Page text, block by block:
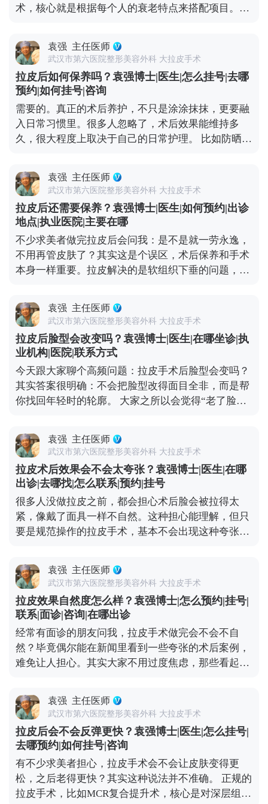
理，拉皮切口愈合大多都很理想，不用过度焦虑。 想
体平台（公众号、百家号、小红薯）预约面诊，详细
了解。
术，核心就是根据每个人的衰老特点来搭配项目。拉
很明显，比如上眼皮松、眼角往下掉，或者眼袋突
出，这种时候单做拉皮就不够全面了。 所以要是眼周
问题突出，拉皮的时候可以考虑联合提眉、双眼皮或
者祛眼袋手术。比如提眉能顺便改善眉形和上眼皮松
弛，祛眼袋分内路和外路，内路适合单纯脂肪膨出
的，外路适合皮肤也松的。至于是不是要一起做，得
看具体的面部条件和想要的效果。 不过有个小建议，
要是时间充裕，分阶段做会更稳妥。先做拉皮把整体
再针对性调整眼周，这样最终效果会更协调自然。 想
知道更多关于MCR复合提升术的问题，可以去官方媒
体平台（公众号、百家号、小红薯）预约面诊，详细
了解。
袁强 主任医师
武汉市第六医院整形美容外科 大拉皮手术
拉皮后如何保养吗？袁强博士|医生|怎么挂号|去哪
预约|如何挂号|咨询
需要的。真正的术后养护，不只是涂涂抹抹，更要融
入日常习惯里。很多人忽略了，术后效果能维持多
久，很大程度上取决于自己的日常护理。 比如防晒，
元凶，术后如果不做好防晒，不仅容易出现色素沉
着，还会加速胶原分解，让皮肤提前松弛。还有作息
和饮食，长期熬夜、吃太多甜食，会让皮肤炎症加
重、氧化加快，不仅容易暗沉，还可能让松弛问题复
发。 另外，表情管理也很关键。虽然术后表情会慢慢
恢复自然，但过度夸张的表情会反复牵拉皮肤，就算
打了除皱针，也需要自己多注意收敛。还有一点很重
要，要定期回访医生，根据皮肤的恢复状态调整保养
态拉回一个好的起点，后续的健康生活习惯，才是维
持年轻态的核心。你对皮肤用心，它自然会给你好的
反馈。 想知道更多关于MCR复合提升术的问题，可
以去官方媒体平台（公众号、百家号、小红薯）预约
面诊，详细了解。
袁强 主任医师
武汉市第六医院整形美容外科 大拉皮手术
拉皮后还需要保养？袁强博士|医生|如何预约|出诊
地点|执业医院|主要在哪
不少求美者做完拉皮后会问我：是不是就一劳永逸，
不用再管皮肤了？其实这是个误区，术后保养和手术
本身一样重要。拉皮解决的是软组织下垂的问题，但
感。 手术能帮我们把面部组织复位到好的状态，但皮
肤的自然衰老过程并没有停止。比如术后皮肤可能会
出现角质层变薄、胶原流失的情况，这就需要日常做
好维护。建议大家术后用温和的护肤品，重点做好保
湿和防晒，要是皮肤含水量不够，也可以在医生指导
下配合水光针这类轻医美项目，提升皮肤弹性。 另
外，动态纹的管理也不能忽视。皱眉、大笑带来的动
态纹，时间久了会变成静态纹。定期在医生评估后打
像是抗衰的“基础工程”，帮你搭好紧致的框架，后续
的保养就是填想知道更多关于MCR复合提升术的问
题，可以去官方媒体平台（公众号、百家号、小红
薯）预约面诊，详细了解。充细节，这样才能让年轻
状态维持得更久。
袁强 主任医师
武汉市第六医院整形美容外科 大拉皮手术
拉皮后脸型会改变吗？袁强博士|医生|在哪坐诊|执
业机构|医院|联系方式
今天跟大家聊个高频问题：拉皮手术后脸型会变吗？
其实答案很明确：不会把脸型改得面目全非，而是帮
你找回年轻时的轮廓。 大家之所以会觉得“老了脸型
下移——比如苹果肌往下掉、法令纹变深、下颌线模
糊，看起来脸变宽变垮。拉皮手术的作用，就是把这
些移位的组织复位到年轻时的位置，让松弛的轮廓重
新变紧致。 就像我做拉皮时，会通过精准剥离后把这
些深层组织复位固定，再去掉多余的松弛皮肤。术后
你还是你，只是脸上的垮感消失了，线条更利落，看
起来更精神。当然，如果术前本身有轻微的面部不对
称，我们会在复位时做微调，但核心原则是尊重你的
是“重塑脸型”，目的是让你找回曾经的自己。 想知道
更多关于MCR复合提升术的问题，可以去官方媒体平
台（公众号、百家号、小红薯）预约面诊，详细了
解。
袁强 主任医师
武汉市第六医院整形美容外科 大拉皮手术
拉皮术后效果会不会太夸张？袁强博士|医生|在哪
出诊|去哪找|怎么联系|预约|挂号
很多人没做拉皮之前，都会担心术后脸会被拉得太
紧，像戴了面具一样不自然。这种担心能理解，但只
要是规范操作的拉皮手术，基本不会出现这种夸张情
条回到年轻时的紧致状态，而不是盲目地“往上提”。
比如MCR复合提升术中，就会做多层次的精细化处
理，不只是拉皮肤，还会对深层的筋膜和脂肪垫进行
复位，让整个面部组织协调回归原位。这样操作下
来，不会出现“吊梢眼”“脸绷得发亮”的情况，反而会
让轮廓更清晰，神态更柔和。 效果自然与否，医生的
审美和技术很关键。我们会根据每个人的面部骨骼和
软组织情况做个性化方案，避免过度切除皮肤或过度
就会慢慢适应，表情也能完全恢复自如。与其担心效
果夸张，不如多花时间筛选正规医院和医生，毕竟拉
皮的本质是“修复衰老”，不是“改造容貌”。 想知道更
多关于MCR复合提升术的问题，可以去官方媒体平台
（公众号、百家号、小红薯）预约面诊，详细了解。
袁强 主任医师
武汉市第六医院整形美容外科 大拉皮手术
拉皮效果自然度怎么样？袁强博士|怎么预约|挂号|
联系|面诊|咨询|在哪出诊
经常有面诊的朋友问我，拉皮手术做完会不会不自
然？毕竟偶尔能在新闻里看到一些夸张的术后案例，
难免让人担心。其实大家不用过度焦虑，那些看起来
手术的问题——要么是操作方式不正规，要么是过度
追求“提升感”，忽略了面部本身的结构平衡。 正规的
拉皮手术，核心是帮面部恢复年轻时候的状态，而不
是把你改成另一个人。就比如MCR复合提升术，就是
通过精准剥离，把下垂的软组织放回原本的位置，再
去掉多余的松弛皮肤。整个过程会特别注意保护表情
肌，毕竟笑容、皱眉这些自然神态不能受影响。 术后
初期有点肿胀是正常的，随着恢复会慢慢软化，轮廓
袁强 主任医师
武汉市第六医院整形美容外科 大拉皮手术
拉皮后会不会反弹更快？袁强博士|医生|怎么挂号|
去哪预约|如何挂号|咨询
有不少求美者担心，拉皮手术会不会让皮肤变得更
松，之后老得更快？其实这种说法并不准确。 正规的
拉皮手术，比如MCR复合提升术，核心是对深层组织